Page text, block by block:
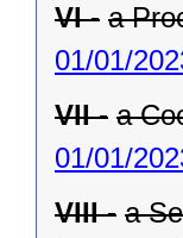
VI - a
01/01/
VII - a
01/01/
VIII - a